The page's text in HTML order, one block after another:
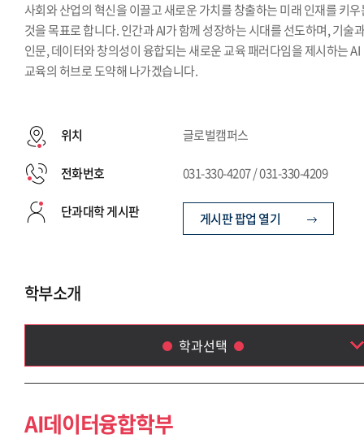
사회와 산업의 혁신을 이끌고 새로운 가치를 창출하는 미래 인재를 키
것을 목표로 합니다. 인간과 AI가 함께 성장하는 시대를 선도하며, 기술
인문, 데이터와 창의성이 융합되는 새로운 교육 패러다임을 제시하는 AI
교육의 허브로 도약해 나가겠습니다.
위치 글로벌캠퍼스
전화번호 031-330-4207 / 031-330-4209
단과대학 게시판 게시판 팝업 열기
학부소개
학과선택
AI데이터융합학부
AI데이터융합학부